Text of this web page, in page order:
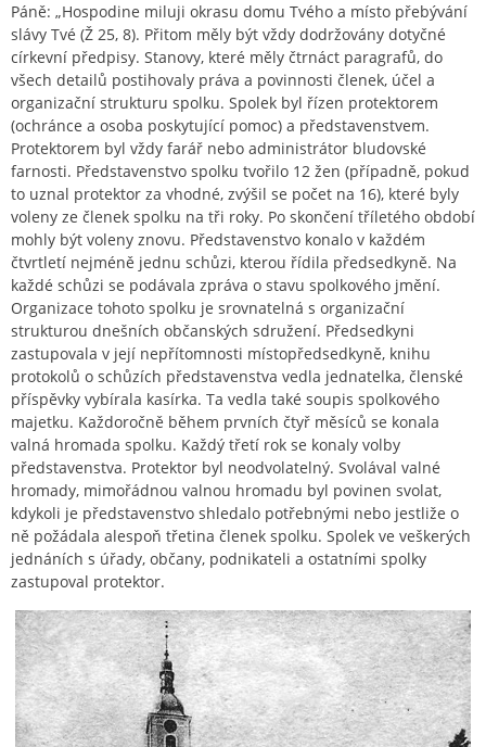
Páně: „Hospodine miluji okrasu domu Tvého a místo přebývání
slávy Tvé (Ž 25, 8). Přitom měly být vždy dodržovány dotyčné
církevní předpisy. Stanovy, které měly čtrnáct paragrafů, do
všech detailů postihovaly práva a povinnosti členek, účel a
organizační strukturu spolku. Spolek byl řízen protektorem
(ochránce a osoba poskytující pomoc) a představenstvem.
Protektorem byl vždy farář nebo administrátor bludovské
farnosti. Představenstvo spolku tvořilo 12 žen (případně, pokud
to uznal protektor za vhodné, zvýšil se počet na 16), které byly
voleny ze členek spolku na tři roky. Po skončení tříletého období
mohly být voleny znovu. Představenstvo konalo v každém
čtvrtletí nejméně jednu schůzi, kterou řídila předsedkyně. Na
každé schůzi se podávala zpráva o stavu spolkového jmění.
Organizace tohoto spolku je srovnatelná s organizační
strukturou dnešních občanských sdružení. Předsedkyni
zastupovala v její nepřítomnosti místopředsedkyně, knihu
protokolů o schůzích představenstva vedla jednatelka, členské
příspěvky vybírala kasírka. Ta vedla také soupis spolkového
majetku. Každoročně během prvních čtyř měsíců se konala
valná hromada spolku. Každý třetí rok se konaly volby
představenstva. Protektor byl neodvolatelný. Svolával valné
hromady, mimořádnou valnou hromadu byl povinen svolat,
kdykoli je představenstvo shledalo potřebnými nebo jestliže o
ně požádala alespoň třetina členek spolku. Spolek ve veškerých
jednáních s úřady, občany, podnikateli a ostatními spolky
zastupoval protektor.